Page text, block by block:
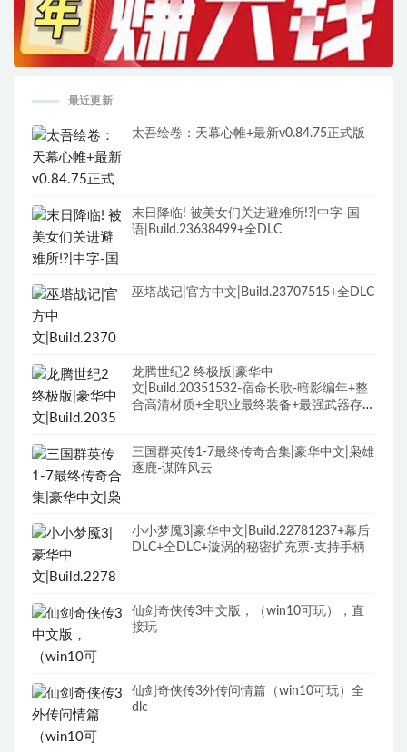
最近更新
太吾绘卷：天幕心帷+最新v0.84.75正式版
末日降临! 被美女们关进避难所!?|中字-国
语|Build.23638499+全DLC
巫塔战记|官方中文|Build.23707515+全DLC
龙腾世纪2 终极版|豪华中
文|Build.20351532-宿命长歌-暗影编年+整
合高清材质+全职业最终装备+最强武器存档
三国群英传1-7最终传奇合集|豪华中文|枭雄
逐鹿-谋阵风云
小小梦魇3|豪华中文|Build.22781237+幕后
DLC+全DLC+漩涡的秘密扩充票-支持手柄
仙剑奇侠传3中文版，（win10可玩），直
接玩
仙剑奇侠传3外传问情篇（win10可玩）全
dlc